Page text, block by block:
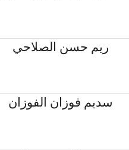
ريم حسن الصلاحي
سديم فوزان الفوزان